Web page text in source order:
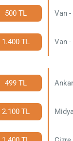
500 TL Van
1.400 TL Van
499 TL
2.100 TL